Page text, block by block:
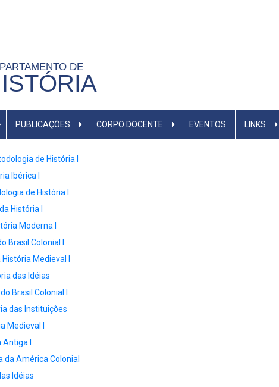
DE
PUBLICAÇÕES CORPO DOCENTE EVENTOS LINKS
de História I
Ibérica I
de História I
História I
Moderna I
Brasil Colonial I
História Medieval I
das Idéias
Brasil Colonial I
das Instituições
Medieval I
I
da América Colonial
Idéias